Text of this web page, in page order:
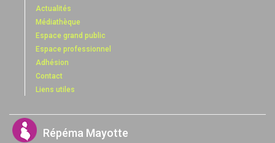
Actualités
Médiathèque
Espace grand public
Espace professionnel
Adhésion
Contact
Liens utiles
Répéma Mayotte